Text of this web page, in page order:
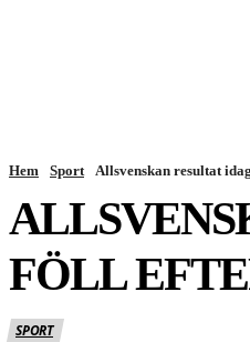
Hem Sport Allsvenskan resultat
FÖLL
SPORT